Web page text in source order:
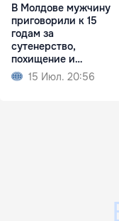
В Молдове мужчину
приговорили к 15
годам за
сутенерство,
похищение и
изнасилование
15 Июл. 20:56